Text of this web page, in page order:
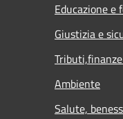
Educazione e
Giustizia e
Ambiente
Salute,